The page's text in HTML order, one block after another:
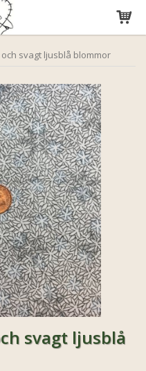
i varukorgen
svagt ljusblå blommor
svagt ljusblå